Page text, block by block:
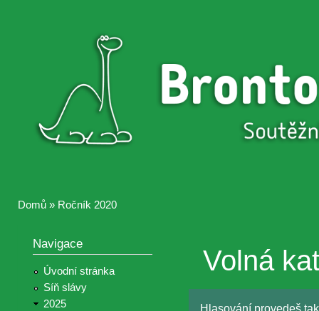
Brontosaurus
Brontosaurus
Domů » Ročník 2020
Navigace
Úvodní stránka
Síň slávy
2025
Volná
Hlasování provedeš